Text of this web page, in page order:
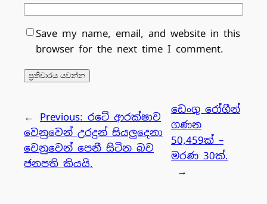
Save my name, email, and website in this
browser for the next time I comment.
← Previous: රටේ ආරක්ෂාව
වෙනුවෙන් උරදුන් සියලුදෙනා
වෙනුවෙන් පෙනී සිටින බව
ජනපති කියයි.
ඩෙංගු රෝගීන්
ගණන
50,459ක් –
මරණ 30ක්.
→